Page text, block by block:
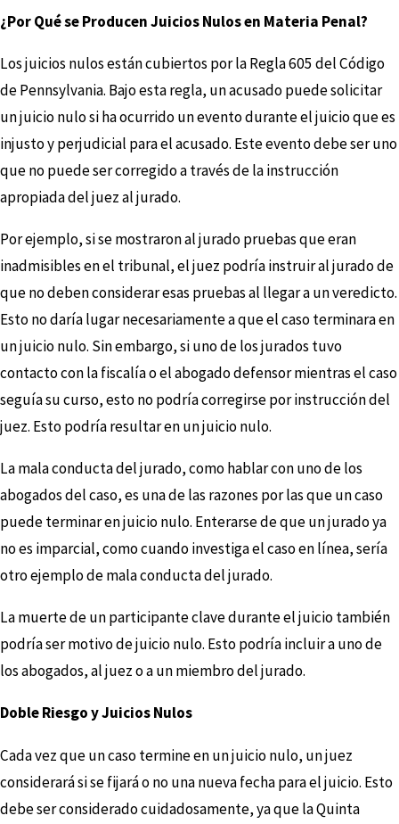
¿Por Qué se Producen Juicios Nulos en Materia Penal?
Los juicios nulos están cubiertos por la Regla 605 del Código
de Pennsylvania. Bajo esta regla, un acusado puede solicitar
un juicio nulo si ha ocurrido un evento durante el juicio que es
injusto y perjudicial para el acusado. Este evento debe ser uno
que no puede ser corregido a través de la instrucción
apropiada del juez al jurado.
Por ejemplo, si se mostraron al jurado pruebas que eran
inadmisibles en el tribunal, el juez podría instruir al jurado de
que no deben considerar esas pruebas al llegar a un veredicto.
Esto no daría lugar necesariamente a que el caso terminara en
un juicio nulo. Sin embargo, si uno de los jurados tuvo
contacto con la fiscalía o el abogado defensor mientras el caso
seguía su curso, esto no podría corregirse por instrucción del
juez. Esto podría resultar en un juicio nulo.
La mala conducta del jurado, como hablar con uno de los
abogados del caso, es una de las razones por las que un caso
puede terminar en juicio nulo. Enterarse de que un jurado ya
no es imparcial, como cuando investiga el caso en línea, sería
otro ejemplo de mala conducta del jurado.
La muerte de un participante clave durante el juicio también
podría ser motivo de juicio nulo. Esto podría incluir a uno de
los abogados, al juez o a un miembro del jurado.
Doble Riesgo y Juicios Nulos
Cada vez que un caso termine en un juicio nulo, un juez
considerará si se fijará o no una nueva fecha para el juicio. Esto
debe ser considerado cuidadosamente, ya que la Quinta